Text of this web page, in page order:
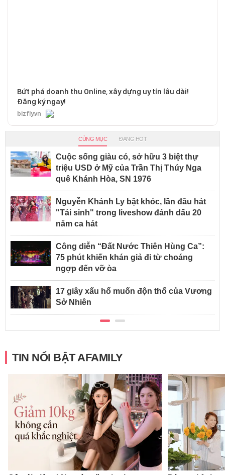
Bứt phá doanh thu Online, xây dựng uy tín lâu dài!
Đăng ký ngay!
bizfly.vn
CÙNG MỤC ĐANG HOT
Cuộc sống giàu có, sở hữu 3 biệt thự
triệu USD ở Mỹ của Trần Thị Thúy Nga
quê Khánh Hòa, SN 1976
Nguyễn Khánh Ly bật khóc, lần đầu hát
"Tái sinh" trong liveshow đánh dấu 20
năm ca hát
Công diễn “Đất Nước Thiên Hùng Ca”:
75 phút khiến khán giả đi từ choáng
ngợp đến vỡ òa
17 giây xấu hổ muốn độn thổ của Vương
Sở Nhiên
TIN NỔI BẬT AFAMILY